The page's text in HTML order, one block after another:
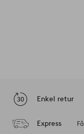
Enkel retur
Express